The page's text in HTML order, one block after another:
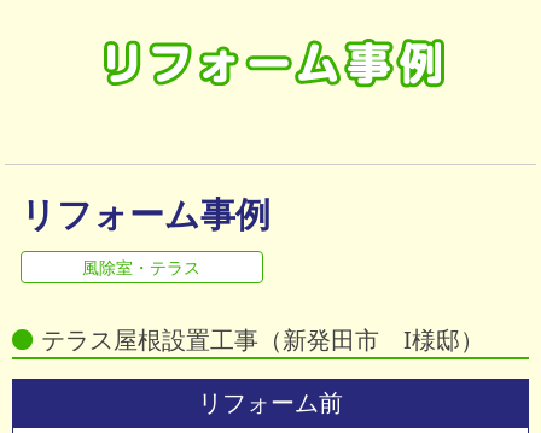
会社情報
リフォーム事例
風除室・テラス
テラス屋根設置工事（新発田市 I様邸）
リフォーム前